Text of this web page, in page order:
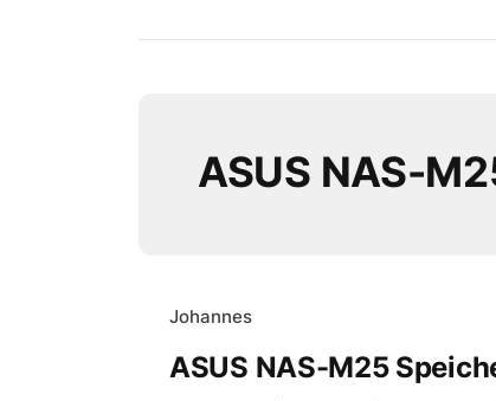
ASUS NAS-
Johannes
ASUS NAS-M25